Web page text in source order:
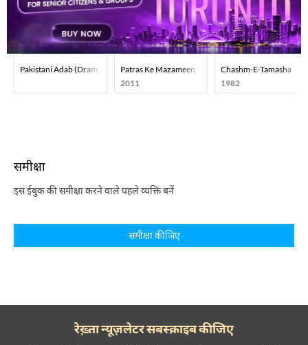
Pakistani Adab (Drama) Part-002Patras Ke Mazameen
2011
Chashm-E-Tamasha
1982
समीक्षा
इस ईबुक की समीक्षा करने वाले पहले व्यक्ति बनें
समीक्षा कीजिए
रेख़्ता न्यूज़लेटर सबस्क्राइब कीजिए